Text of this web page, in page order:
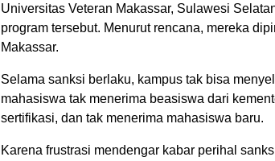
Universitas Veteran Makassar, Sulawesi
program tersebut. Menurut rencana, mereka
Makassar.
Selama sanksi berlaku, kampus tak bisa
mahasiswa tak menerima beasiswa dari
sertifikasi, dan tak menerima mahasiswa baru.
Karena frustrasi mendengar kabar perihal